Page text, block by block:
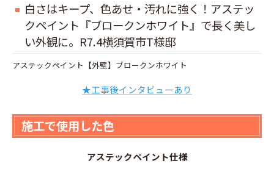
白さはキープ、色あせ・汚れに強く！アステッ
クペイント『ブロークンホワイト』で長く美し
い外観に。R7.4横須賀市T様邸
アステックペイント【外壁】ブロークンホワイト
★工事後インタビューあり
施工で使用した色
アステックペイント仕様